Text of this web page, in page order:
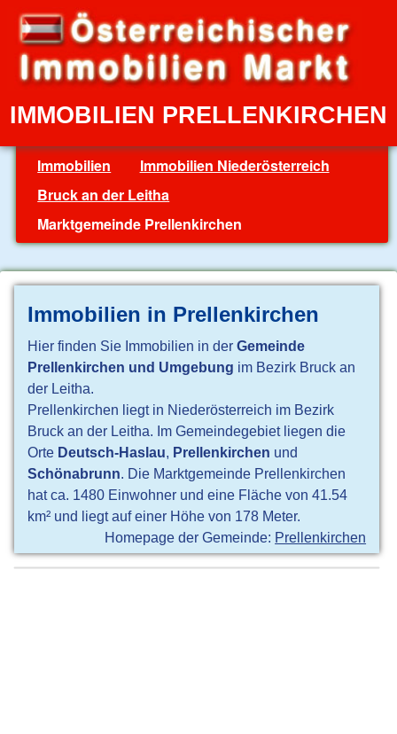
IMMOBILIEN PRELLENKIRCHEN
Immobilien
Immobilien Niederösterreich
Bruck an der Leitha
Marktgemeinde Prellenkirchen
Immobilien in Prellenkirchen
Hier finden Sie Immobilien in derGemeinde
Prellenkirchen und Umgebung im Bezirk Bruck an
der Leitha.
Prellenkirchen liegt in Niederösterreich im Bezirk
Bruck an der Leitha. Im Gemeindegebiet liegen die
Orte Deutsch-Haslau, Prellenkirchen und
Schönabrunn. Die Marktgemeinde Prellenkirchen
hat ca. 1480 Einwohner und eine Fläche von 41.54
km² und liegt auf einer Höhe von 178 Meter.
Homepage der Gemeinde: Prellenkirchen